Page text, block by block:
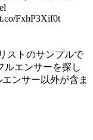
FxhP3Xif0t
ストのサンプルで
ルエンサーを探し
ンサー以外が含ま